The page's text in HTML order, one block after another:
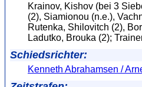
Krainov, Kishov (bei 3
(2), Siamionou (n.e.),
Rutenka, Shilovitch (2),
Ladutko, Brouka (2);
Schiedsrichter:
Kenneth Abrahamsen /